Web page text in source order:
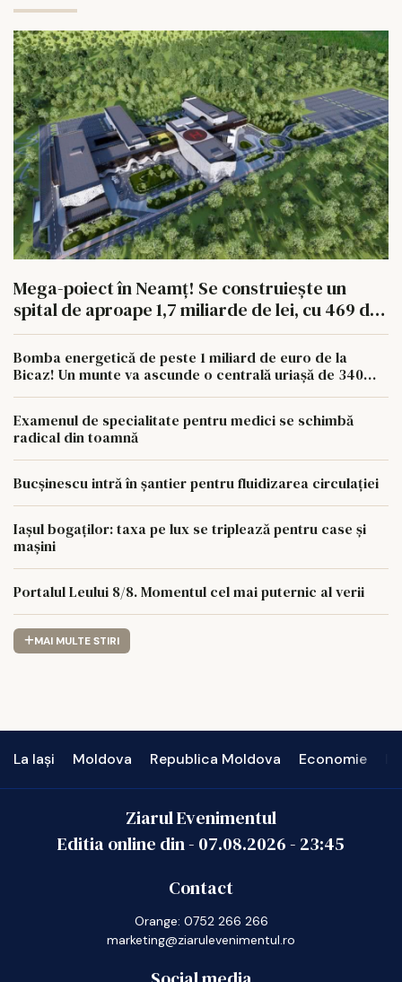
Mega-poiect în Neamț! Se construiește un
spital de aproape 1,7 miliarde de lei, cu 469 de
paturi
Bomba energetică de peste 1 miliard de euro de la
Bicaz! Un munte va ascunde o centrală uriașă de 340
Examenul de specialitate pentru medici se schimbă
radical din toamnă
Bucșinescu intră în șantier pentru fluidizarea circulației
Iașul bogaților: taxa pe lux se triplează pentru case și
mașini
Portalul Leului 8/8. Momentul cel mai puternic al verii
MAI MULTE STIRI
La Iași Moldova Republica Moldova Economie
Ziarul Evenimentul
Editia online din - 07.08.2026- 23:45
Contact
Orange: 0752 266 266
marketing@ziarulevenimentul.ro